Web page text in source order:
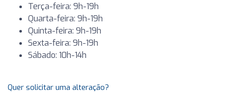
Terça-feira: 9h-19h
Quarta-feira: 9h-19h
Quinta-feira: 9h-19h
Sexta-feira: 9h-19h
Sábado: 10h-14h
Quer solicitar uma alteração?